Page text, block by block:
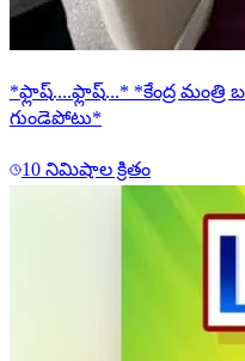
*ఫ్లాష్....ఫ్లాష్...* *కేంద్ర మంత్రి
గుండెపోటు*
10 నిమిషాల క్రితం